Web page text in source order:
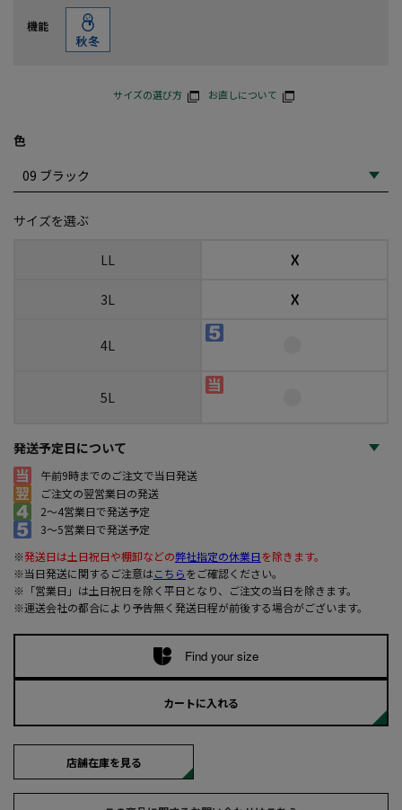
機能
サイズの選び方 お直しについて
色
サイズを選ぶ
LL ☓
3L ☓
4L
5L
発送予定日について
午前9時までのご注文で当日発送
ご注文の翌営業日の発送
2～4営業日で発送予定
3～5営業日で発送予定
※発送日は土日祝日や棚卸などの弊社指定の休業日を除きます。
※当日発送に関するご注意はこちらをご確認ください。
※「営業日」は土日祝日を除く平日となり、ご注文の当日を除きます。
※運送会社の都合により予告無く発送日程が前後する場合がございます。
Find your size
カートに入れる
店舗在庫を見る